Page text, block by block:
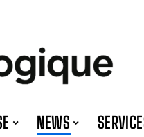
NEWS